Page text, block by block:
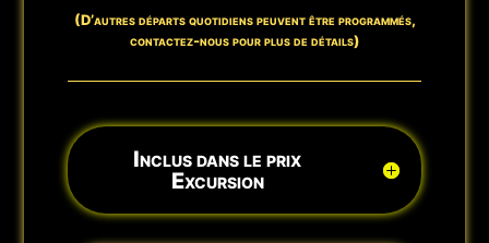
(D’autres départs quotidiens peuvent être programmés,
contactez-nous pour plus de détails)
Inclus dans le prix
Excursion